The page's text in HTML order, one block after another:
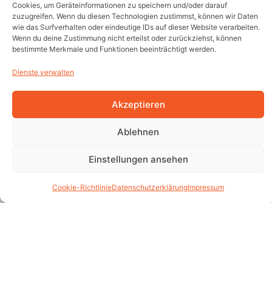
Cookies, um Geräteinformationen zu speichern und/oder darauf
zuzugreifen. Wenn du diesen Technologien zustimmst, können wir Daten
wie das Surfverhalten oder eindeutige IDs auf dieser Website verarbeiten.
Wenn du deine Zustimmung nicht erteilst oder zurückziehst, können
bestimmte Merkmale und Funktionen beeinträchtigt werden.
Dienste verwalten
Akzeptieren
Ablehnen
Einstellungen ansehen
Cookie-RichtlinieDatenschutzerklärungImpressum